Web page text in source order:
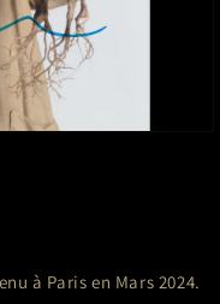
à Paris en Mars 2024.